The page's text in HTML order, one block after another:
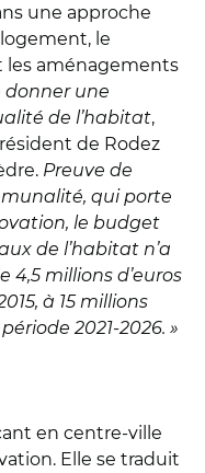
une approche
le
les aménagements
donner une
de l’habitat,
de Rodez
Preuve de
qui porte
le budget
de l’habitat n’a
4,5 millions d’euros
à 15 millions
2021-2026. »
en centre-ville
Elle se traduit